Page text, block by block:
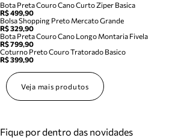
Bota Preta Couro Cano Curto Ziper Basica
R$ 499,90
Bolsa Shopping Preto Mercato Grande
R$ 329,90
Bota Preta Couro Cano Longo Montaria Fivela
R$ 799,90
Coturno Preto Couro Tratorado Basico
R$ 399,90
Veja mais produtos
Fique por dentro das novidades